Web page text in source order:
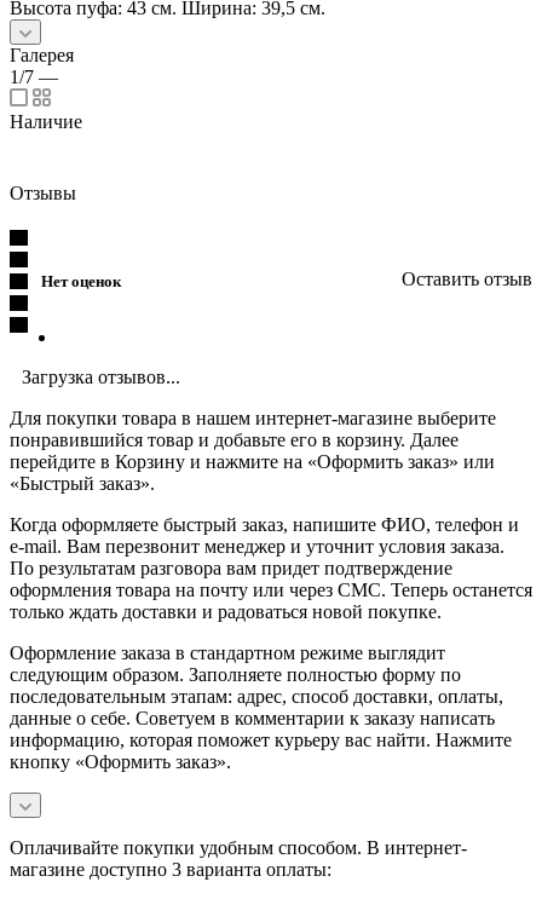
Высота пуфа: 43 см. Ширина: 39,5 см.
Галерея
1/7 —
Наличие
Отзывы
Нет оценок Оставить отзыв
Загрузка отзывов...
Для покупки товара в нашем интернет-магазине выберите
понравившийся товар и добавьте его в корзину. Далее
перейдите в Корзину и нажмите на «Оформить заказ» или
«Быстрый заказ».
Когда оформляете быстрый заказ, напишите ФИО, телефон и
e-mail. Вам перезвонит менеджер и уточнит условия заказа.
По результатам разговора вам придет подтверждение
оформления товара на почту или через СМС. Теперь останется
только ждать доставки и радоваться новой покупке.
Оформление заказа в стандартном режиме выглядит
следующим образом. Заполняете полностью форму по
последовательным этапам: адрес, способ доставки, оплаты,
данные о себе. Советуем в комментарии к заказу написать
информацию, которая поможет курьеру вас найти. Нажмите
кнопку «Оформить заказ».
Оплачивайте покупки удобным способом. В интернет-
магазине доступно 3 варианта оплаты: